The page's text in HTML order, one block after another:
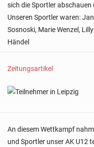
sich die Sportler abschauen
Unseren Sportler waren:
Sosnoski, Marie Wenzel,
Händel
Zeitungsartikel
An diesem Wettkampf
und Sportler unser AK U12